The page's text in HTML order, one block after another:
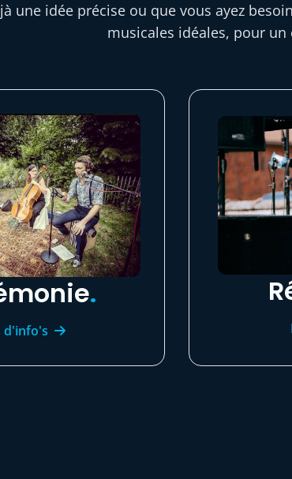
une idée précise ou que vous ayez
musicales idéales, pour
.
d'info's